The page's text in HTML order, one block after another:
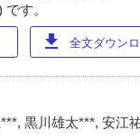
す。
download 全文ダウン
黒川雄太***, 安江